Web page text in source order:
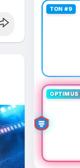
TON #9
OPTIMUS